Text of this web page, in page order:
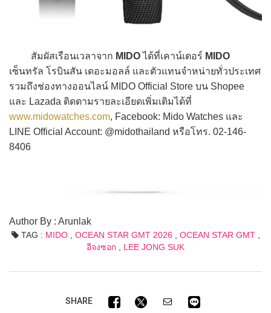
สัมผัสเรือนเวลาจาก MIDOได้ที่เคาน์เตอร์ MIDO
เซ็นทรัล โรบินสัน เดอะมอลล์ และตัวแทนจำหน่ายทั่วประเทศ
รวมถึงช่องทางออนไลน์ MIDO Official Store บน Shopee
และ Lazada ติดตามรายละเอียดเพิ่มเติมได้ที่
www.midowatches.com, Facebook: Mido Watches และ
LINE Official Account: @midothailand หรือโทร. 02-146-
8406
Author By : Arunlak
TAG : MIDO, OCEAN STAR GMT 2026 OCEAN STAR GMT,
อีจงซอก
LEE JONG SUK
SHARE